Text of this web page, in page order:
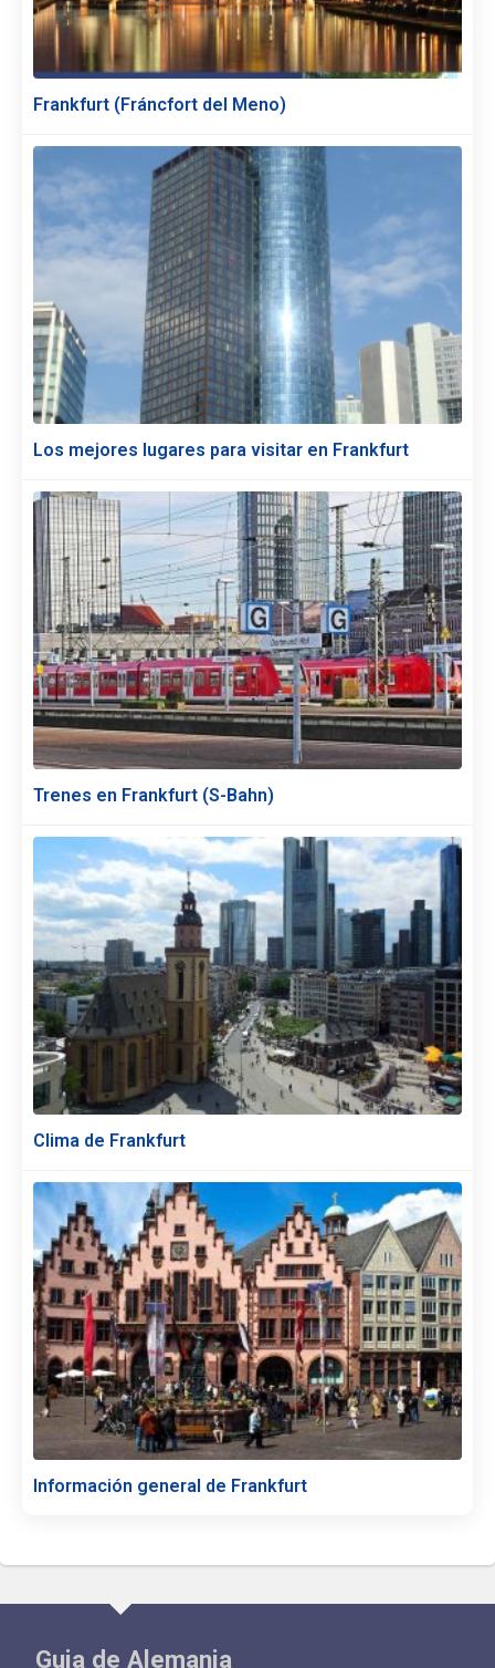
Frankfurt (Fráncfort del Meno)
Los mejores lugares para visitar en Frankfurt
Trenes en Frankfurt (S-Bahn)
Clima de Frankfurt
Información general de Frankfurt
Guia de Alemania